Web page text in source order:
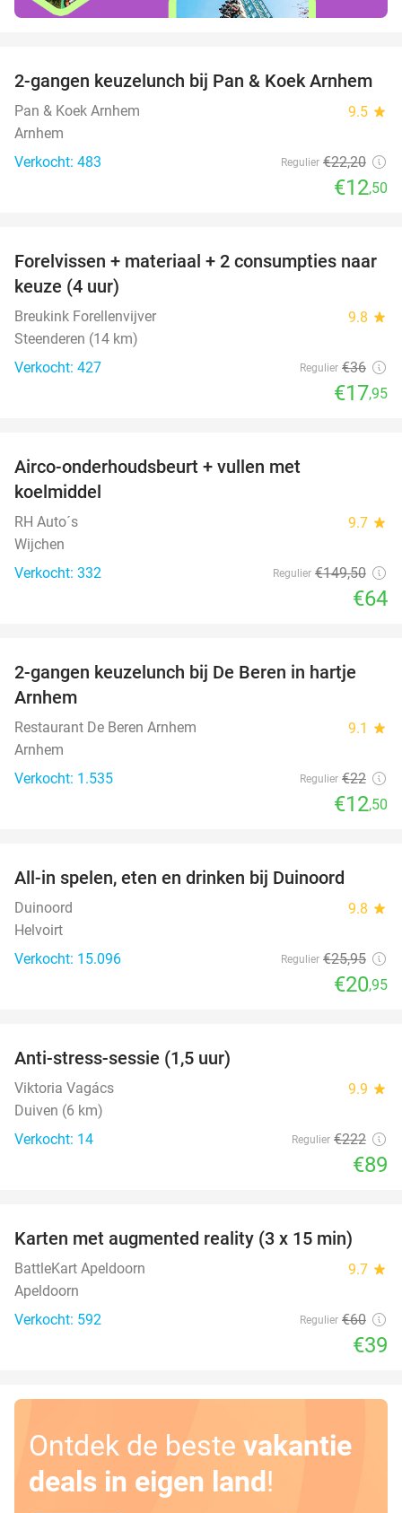
44%
2-gangen keuzelunch bij Pan & Koek Arnhem
Pan & Koek Arnhem 9.5 star
Arnhem
Verkocht: 483
Regulier €22,20
€12,50
50%
Forelvissen + materiaal + 2 consumpties naar
keuze (4 uur)
Breukink Forellenvijver 9.8 star
Steenderen (14 km)
Verkocht: 427
Regulier €36
€17,95
Airco-onderhoudsbeurt + vullen met
koelmiddel
RH Auto´s 9.7 star
Wijchen
Verkocht: 332
Regulier €149,50
€64
43%
2-gangen keuzelunch bij De Beren in hartje
Arnhem
Restaurant De Beren Arnhem 9.1 star
Arnhem
Verkocht: 1.535
Regulier €22
€12,50
All-in spelen, eten en drinken bij Duinoord
Duinoord 9.8 star
Helvoirt
Verkocht: 15.096
Regulier €25,95
€20,95
Anti-stress-sessie (1,5 uur)
Viktoria Vagács 9.9 star
Duiven (6 km)
Verkocht: 14
Regulier €222
€89
35%
Karten met augmented reality (3 x 15 min)
BattleKart Apeldoorn 9.7 star
Apeldoorn
Verkocht: 592
Regulier €60
€39
Ontdek de beste vakantie
deals in eigen land!